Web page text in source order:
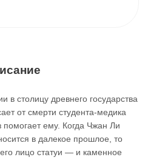
в столицу древнего государства
от смерти студента-медика
ему. Когда Чжан Ли
в далекое прошлое, то
лицо статуи — и каменное